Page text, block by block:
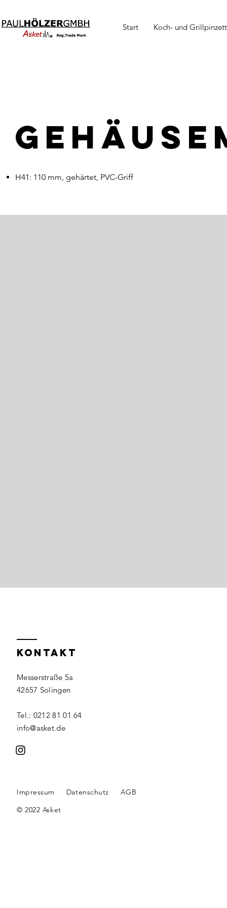
Start Koch- und
H41: 110 mm, gehärtet, PVC-Griff​
KONTAKT
Messerstraße 5a
42657 Solingen
Tel.: 0212 81 01 64
info@asket.de
Impressum Datenschutz
AGB
© 2022 Asket